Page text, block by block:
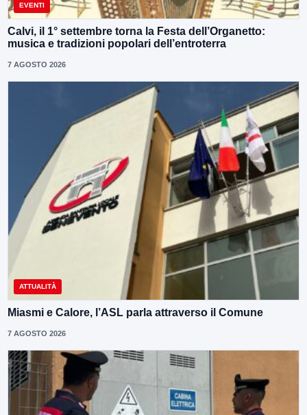
EVENTI
Calvi, il 1° settembre torna la Festa dell’Organetto:
musica e tradizioni popolari dell’entroterra
7 AGOSTO 2026
ATTUALITÀ
Miasmi e Calore, l’ASL parla attraverso il Comune
7 AGOSTO 2026